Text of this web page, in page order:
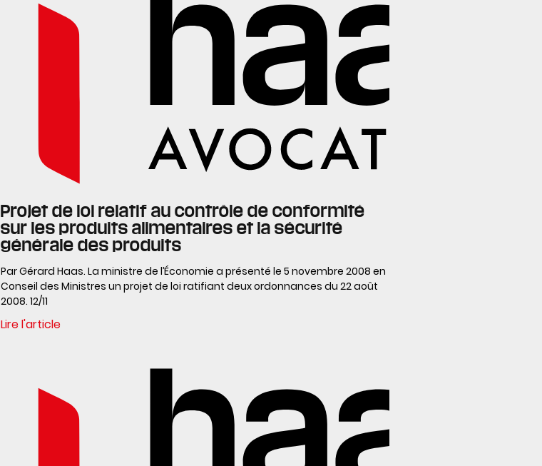
Projet de loi relatif au contrôle de conformité
sur les produits alimentaires et la sécurité
générale des produits
Par Gérard Haas. La ministre de l’Économie a présenté le 5 novembre 2008 en
Conseil des Ministres un projet de loi ratifiant deux ordonnances du 22 août
2008. 12/11
Lire l'article